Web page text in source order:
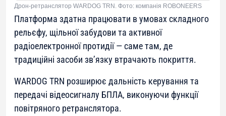
Дрон-ретранслятор WARDOG TRN. Фото: компанія ROBONEERS
Платформа здатна працювати в умовах складного
рельєфу, щільної забудови та активної
радіоелектронної протидії — саме там, де
традиційні засоби зв’язку втрачають покриття.
WARDOG TRN розширює дальність керування та
передачі відеосигналу БПЛА, виконуючи функції
повітряного ретранслятора.